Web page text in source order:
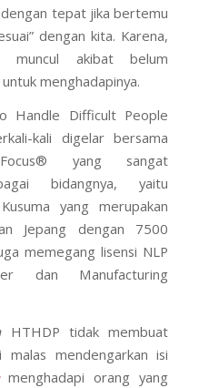
tepat jika bertemu
dengan kita. Karena,
muncul akibat belum
menghadapinya.
Difficult People
kali digelar bersama
yang sangat
bidangnya, yaitu
yang merupakan
Jepang dengan 7500
memegang lisensi NLP
dan Manufacturing
HTHDP tidak membuat
mendengarkan isi
menghadapi orang yang